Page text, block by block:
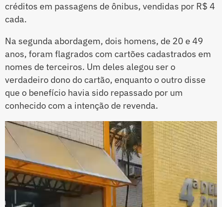
créditos em passagens de ônibus, vendidas por R$ 4
cada.
Na segunda abordagem, dois homens, de 20 e 49
anos, foram flagrados com cartões cadastrados em
nomes de terceiros. Um deles alegou ser o
verdadeiro dono do cartão, enquanto o outro disse
que o benefício havia sido repassado por um
conhecido com a intenção de revenda.